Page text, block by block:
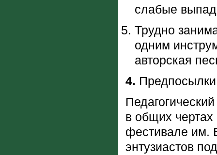
слабые
Трудно
одним
авторская
4.
в общих
фестивале им.
энтузиастов